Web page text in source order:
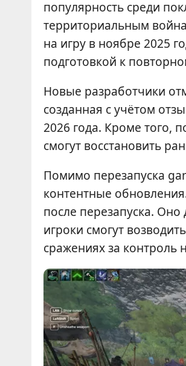
популярность среди
территориальным
на игру в ноябре 2025
подготовкой к
Новые разработчики
созданная с учётом
2026 года. Кроме того,
смогут восстановить
Помимо перезапуска
контентные
после перезапуска. Оно
игроки смогут
сражениях за контроль